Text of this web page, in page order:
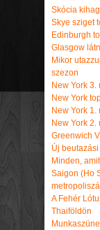
Skócia
Skye sziget
Edinburgh
Glasgow
Mikor
szezon
New York
New York
New York 1.
New York 2.
Greenwich
Új
Minden,
Saigon (Ho
A Fehér
Thaiföldön